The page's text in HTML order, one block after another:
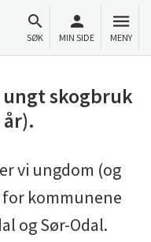
SØK MIN SIDE MENY
skogbruk
år).
vi ungdom (og
kommunene
og Sør-Odal.